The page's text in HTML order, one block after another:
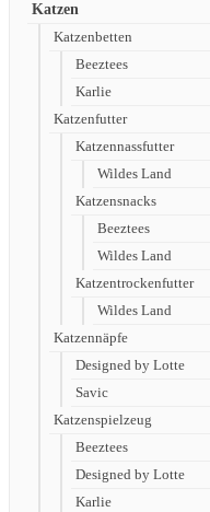
Katzen
Katzenbetten
Beeztees
Karlie
Katzenfutter
Katzennassfutter
Wildes Land
Katzensnacks
Beeztees
Wildes Land
Katzentrockenfutter
Wildes Land
Katzennäpfe
Designed by Lotte
Savic
Katzenspielzeug
Beeztees
Designed by Lotte
Karlie